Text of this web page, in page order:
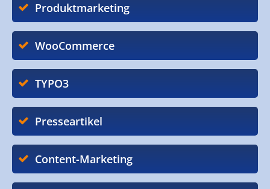
Produktmarketing
WooCommerce
TYPO3
Presseartikel
Content-Marketing